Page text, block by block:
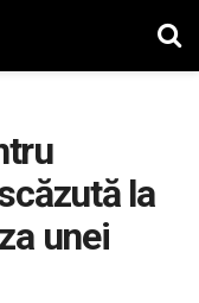
la
unei